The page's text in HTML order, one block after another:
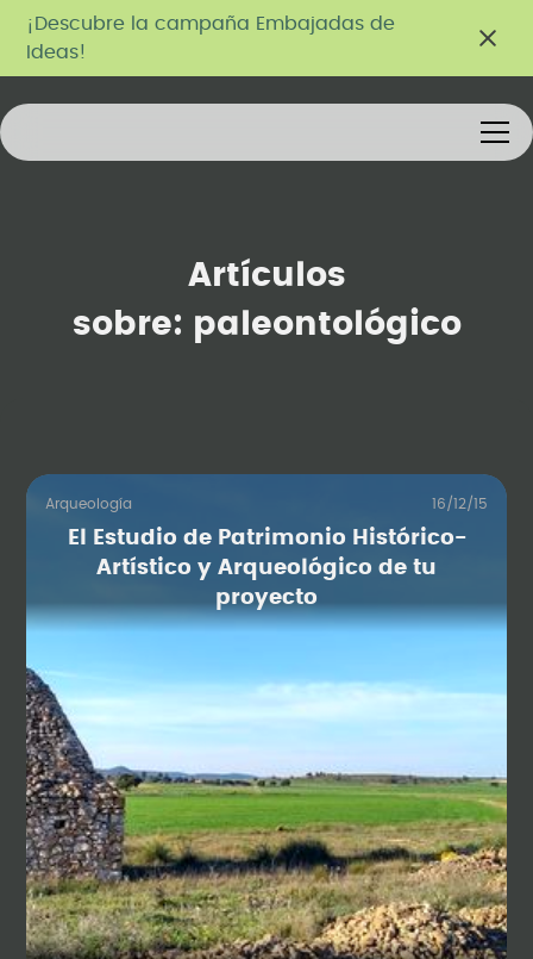
¡Descubre la campaña Embajadas de
Ideas!
Artículos
sobre: paleontológico
Arqueología 16/12/15
El Estudio de Patrimonio Histórico-
Artístico y Arqueológico de tu
proyecto